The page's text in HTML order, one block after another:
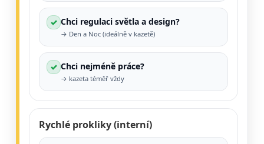
✓ Chci regulaci světla a design?
→ Den a Noc (ideálně v kazetě)
✓ Chci nejméně práce?
→ kazeta téměř vždy
Rychlé prokliky (interní)